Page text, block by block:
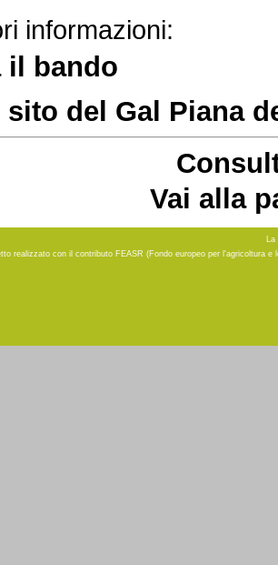
informazioni:
il bando
del Gal Piana
Vai alla
La
realizzato con il contributo FEASR (Fondo europeo per l'agricoltura